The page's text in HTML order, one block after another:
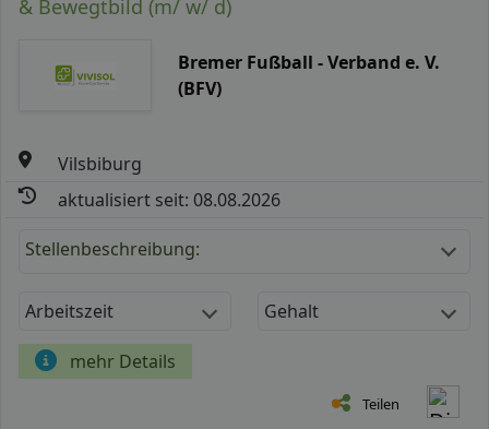
& Bewegtbild (m/ w/ d)
Bremer Fußball - Verband e. V.
(BFV)
Vilsbiburg
aktualisiert seit: 08.08.2026
Stellenbeschreibung:
Arbeitszeit Gehalt
mehr Details
Teilen